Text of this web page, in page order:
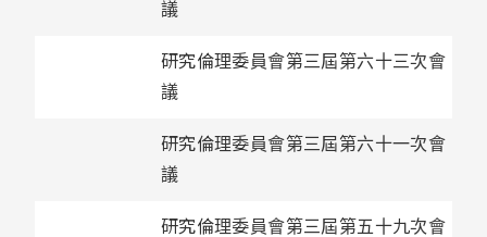
議
研究倫理委員會第三屆第六十三次會
議
研究倫理委員會第三屆第六十一次會
議
研究倫理委員會第三屆第五十九次會